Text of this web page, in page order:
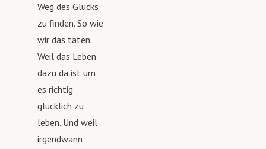
Weg des Glücks
zu finden. So wie
wir das taten.
Weil das Leben
dazu da ist um
es richtig
glücklich zu
leben. Und weil
irgendwann